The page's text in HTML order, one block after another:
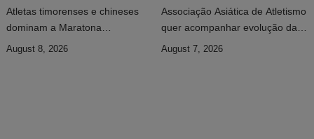
Atletas timorenses e chineses
dominam a Maratona
Internacional de Díli
August 8, 2026
Associação Asiática de Atletismo
quer acompanhar evolução da
modalidade em Timor Leste
August 7, 2026